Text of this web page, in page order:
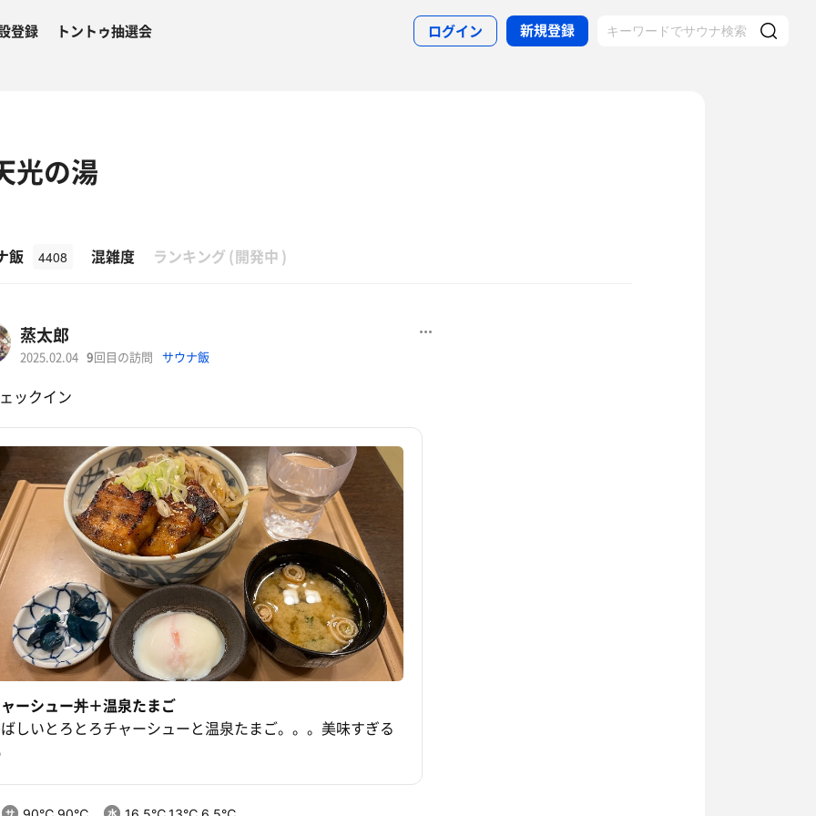
登録 トントゥ抽選会 ログイン 新規登録
光の湯
飯 4408 混雑度 ランキング (開発中 )
蒸太郎
2025.02.04 9回目の訪問 サウナ飯
ックイン
ーシュー丼＋温泉たまご
しいとろとろチャーシューと温泉たまご。。。美味すぎる